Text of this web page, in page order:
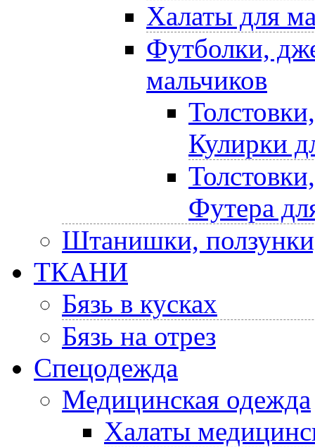
Халаты для
Футболки,
мальчиков
Кулирки
Футера
Штанишки,
ТКАНИ
Бязь в кусках
Бязь на отрез
Спецодежда
Медицинская одежда
Халаты